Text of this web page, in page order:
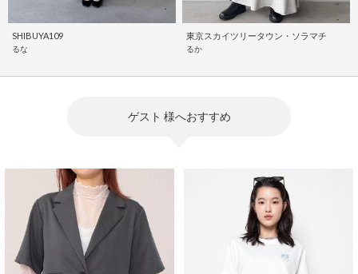
SHIBUYA109
るな
東京スカイツリータウン・ソラマチ
るか
ゲスト 様へおすすめ